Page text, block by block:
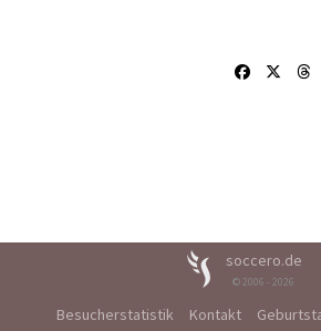
soccero.de
© 2006 - 2026
Besucherstatistik Kontakt